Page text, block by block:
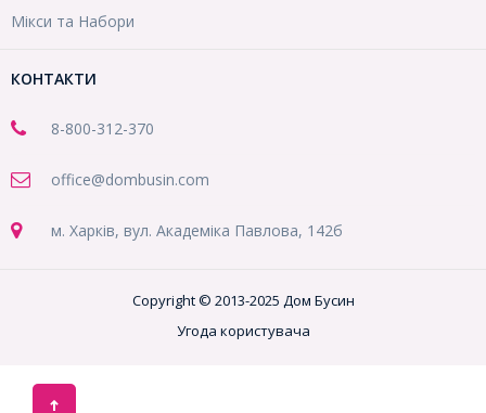
Мікси та Набори
КОНТАКТИ
8-800-312-370
office@dombusin.com
м. Харків, вул. Академіка Павлова, 142б
Copyright © 2013-2025 Дом Бусин
Угода користувача